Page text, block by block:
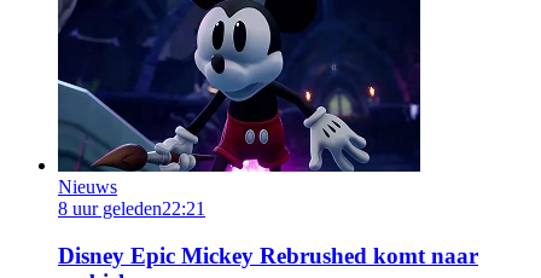
Nieuws
8 uur geleden22:21
Disney Epic Mickey Rebrushed komt naar